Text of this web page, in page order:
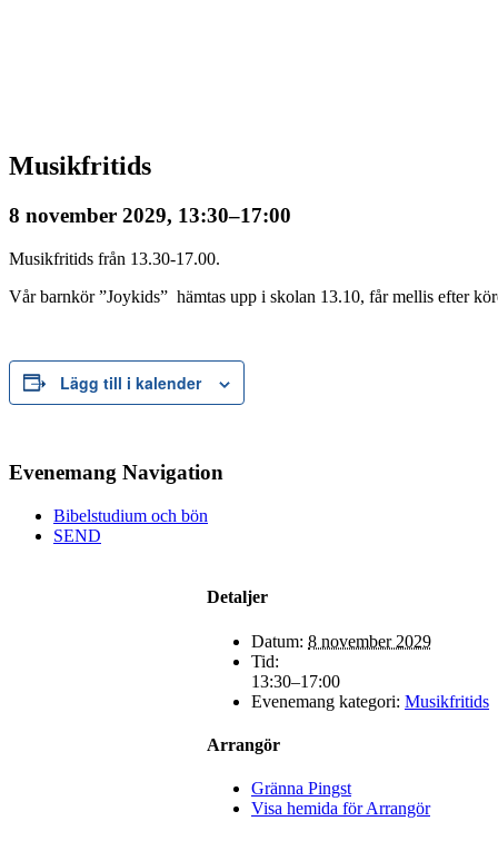
Musikfritids
8 november 2029, 13:30–17:00
Musikfritids från 13.30-17.00.
Vår barnkör ”Joykids” hämtas upp i skolan 13.10, får mellis efter
Lägg till i kalender
Evenemang Navigation
Bibelstudium och bön
SEND
Detaljer
Datum: 8 november 2029
Tid:
13:30–17:00
Evenemang kategori: Musikfritids
Arrangör
Gränna Pingst
Visa hemida för Arrangör